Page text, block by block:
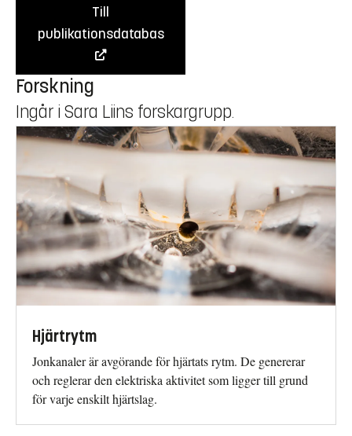
Till
publikationsdatabas
Forskning
Ingår i Sara Liins forskargrupp.
Hjärtrytm
Jonkanaler är avgörande för hjärtats rytm. De genererar
och reglerar den elektriska aktivitet som ligger till grund
för varje enskilt hjärtslag.